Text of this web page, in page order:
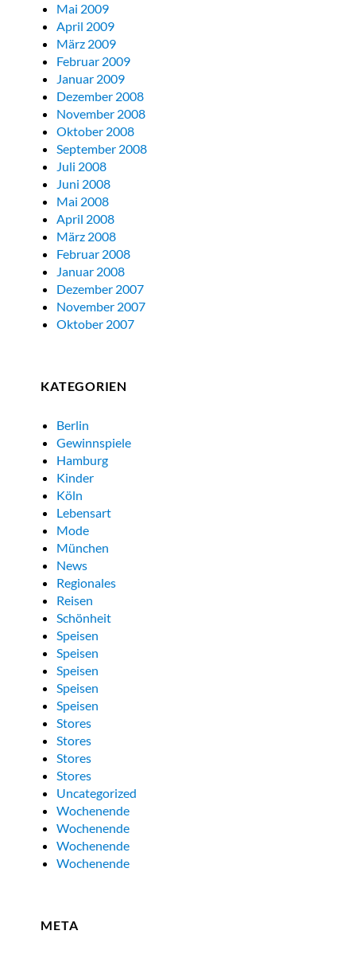
Mai 2009
April 2009
März 2009
Februar 2009
Januar 2009
Dezember 2008
November 2008
Oktober 2008
September 2008
Juli 2008
Juni 2008
Mai 2008
April 2008
März 2008
Februar 2008
Januar 2008
Dezember 2007
November 2007
Oktober 2007
KATEGORIEN
Berlin
Gewinnspiele
Hamburg
Kinder
Köln
Lebensart
Mode
München
News
Regionales
Reisen
Schönheit
Speisen
Speisen
Speisen
Speisen
Speisen
Stores
Stores
Stores
Stores
Uncategorized
Wochenende
Wochenende
Wochenende
Wochenende
META